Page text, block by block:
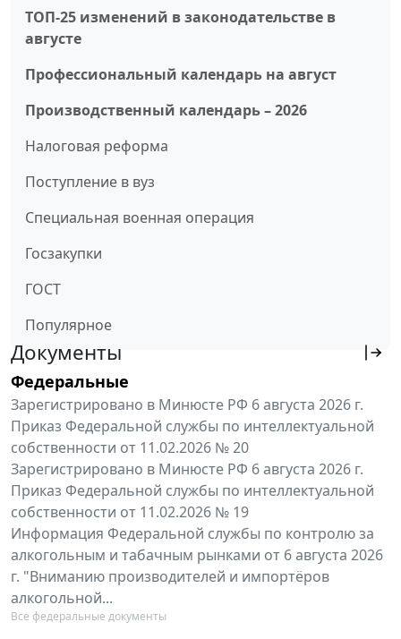
ТОП-25 изменений в законодательстве в
августе
Профессиональный календарь на август
Производственный календарь – 2026
Налоговая реформа
Поступление в вуз
Специальная военная операция
Госзакупки
ГОСТ
Популярное
Документы
Федеральные
Зарегистрировано в Минюсте РФ 6 августа 2026 г.
Приказ Федеральной службы по интеллектуальной
собственности от 11.02.2026 № 20
Зарегистрировано в Минюсте РФ 6 августа 2026 г.
Приказ Федеральной службы по интеллектуальной
собственности от 11.02.2026 № 19
Информация Федеральной службы по контролю за
алкогольным и табачным рынками от 6 августа 2026
г. "Вниманию производителей и импортёров
алкогольной...
Все федеральные документы